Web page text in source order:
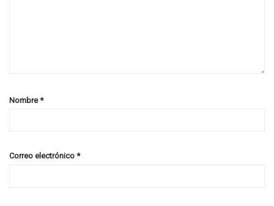
Nombre*
Correo electrónico *